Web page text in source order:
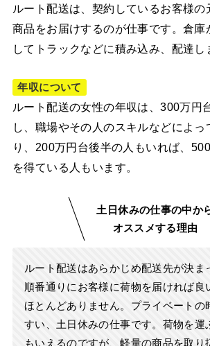
ルート配送は、契約しているお客様の
商品をお届けするのが仕事です。倉庫
してトラックなどに積み込み、配達し
年収について
ルート配送の女性の年収は、300万円
し、職場やその人のスキルなどによっ
り、200万円台後半の人もいれば、
を得ている人もいます。
土日休みの仕事の中か
オススメする理由
ルート配送はあらかじめ配送先が決ま
順番通りにお客様に荷物を届ければ良
ほとんどありません。プライベートの
すい、土日休みの仕事です。荷物を運
もいえるのですが、軽量の商品を取り